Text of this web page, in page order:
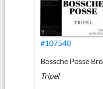
#107540
Bossche Posse
Tripel